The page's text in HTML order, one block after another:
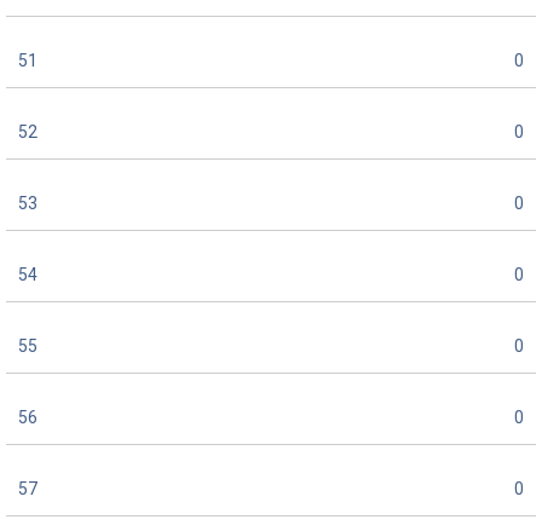
51 0
52 0
53 0
54 0
55 0
56 0
57 0